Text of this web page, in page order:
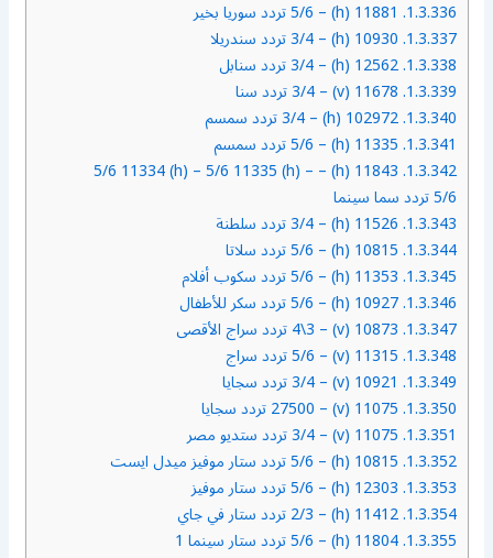
1.3.336.
1.3.337.
1.3.338. 12562 (h) – 3/4 تردد سنابل
1.3.339.
1.3.340. 102972 (h) – 3/4 تردد سمسم
1.3.341.
1.3.342.
11843 (h) – 5/6 11334 (h) – 5/6 11335 (h) –
5/6 تردد سما سينما
1.3.343.
1.3.344.
1.3.345.
1.3.346. 10927 (h) – 5/6 تردد سكر للأطفال
1.3.347.
1.3.348.
1.3.349.
1.3.350.
1.3.351.
1.3.352.
1.3.353.
1.3.354. 11412 (h) – 2/3 تردد ستار في جاي
1.3.355. 11804 (h) – 5/6 تردد ستار سينما 1